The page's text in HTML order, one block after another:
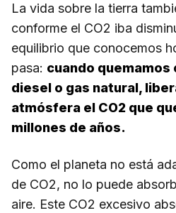
La vida sobre la tierra
conforme el CO2 iba
equilibrio que conocemos
pasa: cuando quemamos
diesel o gas natural,
atmósfera el CO2 que
millones de años.
Como el planeta no está
de CO2, no lo puede
aire. Este CO2 excesivo